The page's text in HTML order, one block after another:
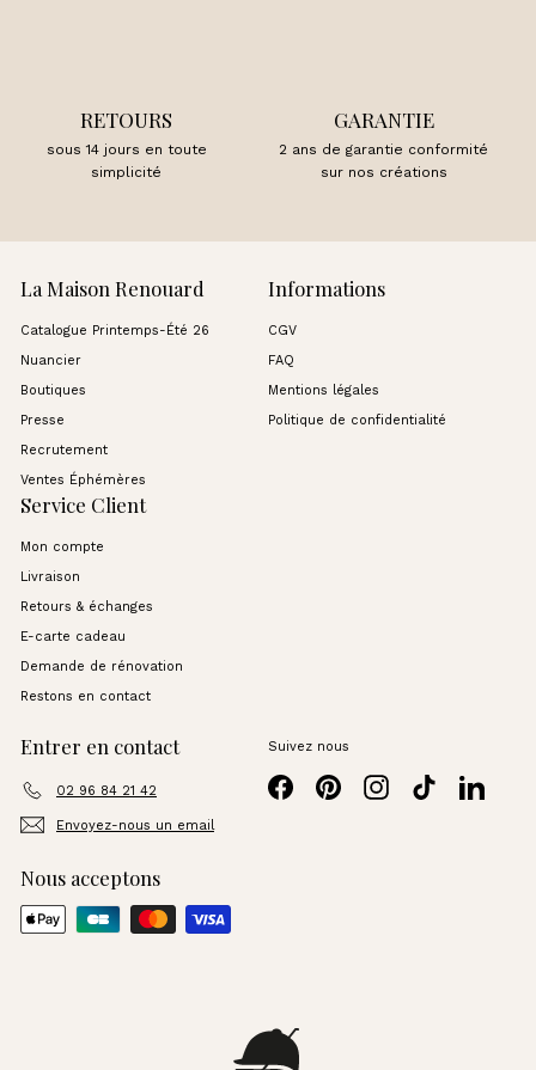
RETOURS
sous 14 jours en toute
simplicité
GARANTIE
2 ans de garantie conformité
sur nos créations
La Maison Renouard
Catalogue Printemps-Été 26
Nuancier
Boutiques
Presse
Recrutement
Ventes Éphémères
Informations
CGV
FAQ
Mentions légales
Politique de confidentialité
Service Client
Mon compte
Livraison
Retours & échanges
E-carte cadeau
Demande de rénovation
Restons en contact
Entrer en contact
02 96 84 21 42
Envoyez-nous un email
Suivez nous
FacebookPinterestInstagramTikTok
Nous acceptons